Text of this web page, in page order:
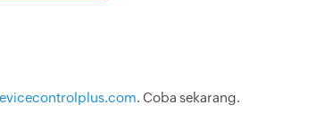
. Coba sekarang.